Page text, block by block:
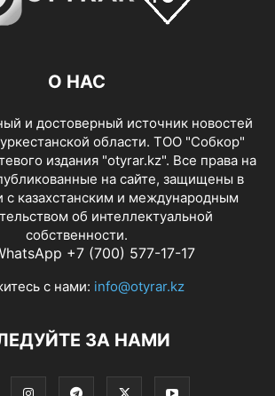
О НАС
и достоверный источник новостей
области. ТОО "Собкор"
издания "otyrar.kz". Все права на
на сайте, защищены в
с казахстанским и международным
об интеллектуальной
собственности.
+7 (700) 577-17-17
с нами: info@otyrar.kz
ЗА НАМИ